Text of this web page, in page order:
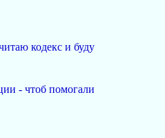
кодекс и буду
- чтоб помогали